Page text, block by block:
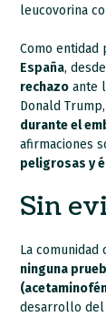
leucovorina
Como entidad
España,
rechazo ante
Donald
durante el
afirmaciones
peligrosas y
Sin
La comunidad
ninguna
desarrollo del